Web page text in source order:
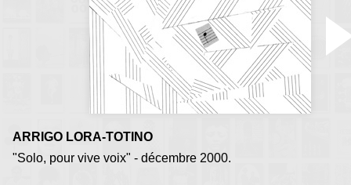
ARRIGO LORA-TOTINO
"Solo, pour vive voix" - décembre 2000.